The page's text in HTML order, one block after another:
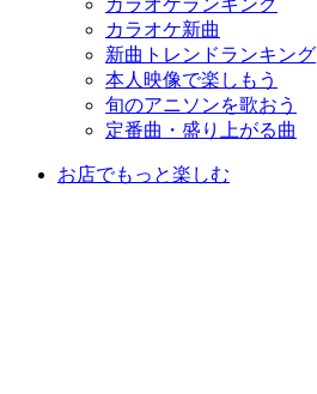
カラオケランキング
カラオケ新曲
新曲トレンドランキング
本人映像で楽しもう
旬のアニソンを歌おう
定番曲・盛り上がる曲
お店でもっと楽しむ